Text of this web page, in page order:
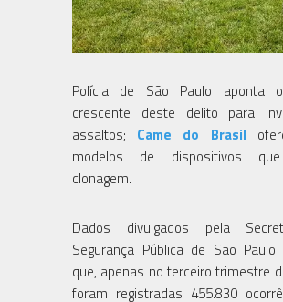
Polícia de São Paulo aponta
crescente deste delito para
assaltos; Came do Brasil
modelos de dispositivos
clonagem.
Dados divulgados pela
Segurança Pública de São Paulo
que, apenas no terceiro trimestre
foram registradas 455.830